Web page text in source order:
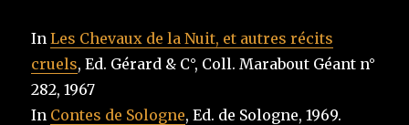
InLes Chevaux de la Nuit, et autres récits
cruels, Ed. Gérard & C°, Coll. Marabout Géant n°
282, 1967
In Contes de Sologne, Ed. de Sologne, 1969.